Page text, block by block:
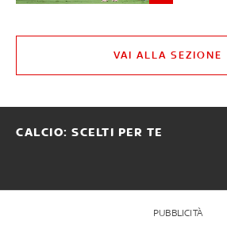
VAI ALLA SEZIONE
CALCIO: SCELTI PER TE
PUBBLICITÀ